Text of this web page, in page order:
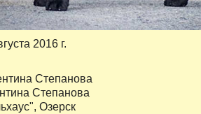
2016 г.
Степанова
Степанова
Озерск